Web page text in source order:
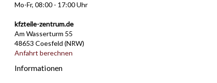
Mo-Fr, 08:00 - 17:00 Uhr
kfzteile-zentrum.de
Am Wasserturm 55
48653 Coesfeld (NRW)
Anfahrt berechnen
Informationen